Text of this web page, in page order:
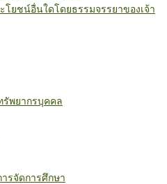
ยชน์อื่นใดโดยธรรมจรรยาของเจ้า
พยากรบุคคล
รจัดการศึกษา